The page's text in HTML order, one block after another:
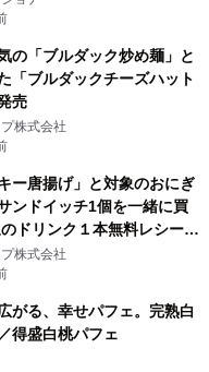
の「ブルダック炒め麺」と
「ブルダックチーズハット
売
株式会社
ー唐揚げ」と対象のおにぎ
ンドイッチ1個を一緒に買
ドリンク１本無料レシート
らえる！※1
株式会社
がる、幸せパフェ。完熟白
得盛白桃パフェ